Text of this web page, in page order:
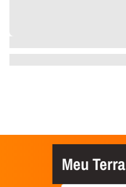
Meu Terra